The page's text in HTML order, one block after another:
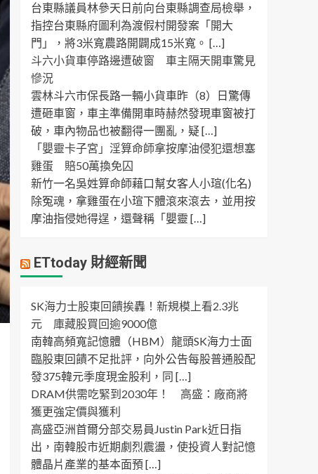
台東縣議員林參天日前向台東縣調查局檢舉，
指控台東縣府圖利為渡假村開發案「開大
門」，將3米寬農路開闢成15米寬。 […]
斗六小貨車停路邊遭破窗 車主隔天開車驚見
慘況
雲林斗六市保長路一輛小貨車昨（8）日驚傳
遭砸車窗，車主準備開車時赫然發現車窗被打
破，車內物品也被翻得一團亂，疑 […]
「嬰靈卡子宮」淫算命師拿按摩油侵犯還想塞
雞蛋 賠50萬換免囚
新竹一名吳姓算命師藉口幫女客人小瑄(化名)
除冤魂，拿雞蛋在小瑄下體滾來滾去，並用按
摩油指侵她得逞，還聲稱「嬰靈 […]
ETtoday 財經新聞
SK海力士股東回饋挨轟！新規模上看2.3兆
元 庫藏股買回逾9000億
南韓高頻寬記憶體（HBM）龍頭SK海力士面
臨股東回饋不足批評，向外公告每股普通股配
發375韓元季度現金股利，同 […]
DRAM供需吃緊到2030年！ 高盛：廠商將
獲更強定價與獲利
高盛亞洲首爾分部交易員Justin Park近日指
出，南韓股市近期劇烈震盪，使投資人對記憶
體晶片產業的基本面預 […]